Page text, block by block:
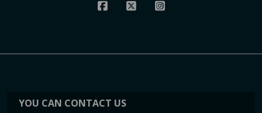
YOU CAN CONTACT US